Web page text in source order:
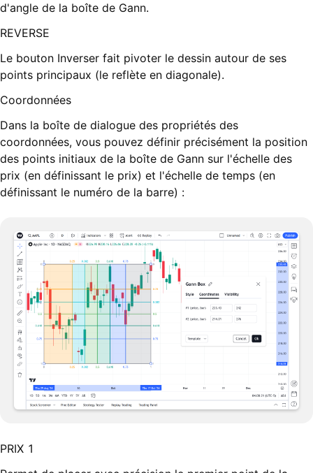
d'angle de la boîte de Gann.
REVERSE
Le bouton Inverser fait pivoter le dessin autour de ses
points principaux (le reflète en diagonale).
Coordonnées
Dans la boîte de dialogue des propriétés des
coordonnées, vous pouvez définir précisément la position
des points initiaux de la boîte de Gann sur l'échelle des
prix (en définissant le prix) et l'échelle de temps (en
définissant le numéro de la barre) :
PRIX 1